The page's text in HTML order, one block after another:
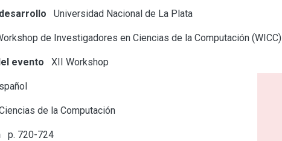
Universidad Nacional de La Plata
de Investigadores en Ciencias de la Computación (WICC)
evento XII Workshop
de la Computación
p. 720-724